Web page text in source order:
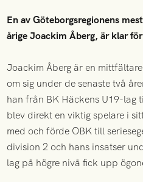
En av Göteborgsregionens
årige Joackim Åberg, är klar
Joackim Åberg är en
om sig under de senaste två
han från BK Häckens U19-lag
blev direkt en viktig spelare i
med och förde OBK till
division 2 och hans insatser
lag på högre nivå fick upp